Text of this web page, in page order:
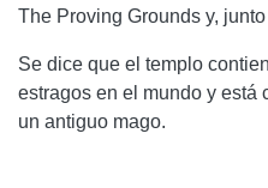
The Proving Grounds y,
Se dice que el templo
estragos en el mundo y está
un antiguo mago.